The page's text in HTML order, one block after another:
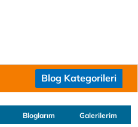
Blog Kategorileri
Bloglarım Galerilerim